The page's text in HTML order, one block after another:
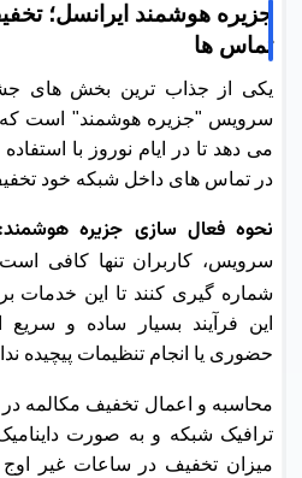
تماس ها
سرویس "جزیره هوشمند" است که
در تماس های داخل شبکه خود
نحوه فعال سازی جزیره هوشمند:
سرویس، کاربران تنها کافی
شماره گیری کنند تا این خدمات
این فرآیند بسیار ساده و
حضوری یا انجام تنظیمات پیچیده
محاسبه و اعمال تخفیف مکالمه
ترافیک شبکه و به صورت
میزان تخفیف در ساعات غیر